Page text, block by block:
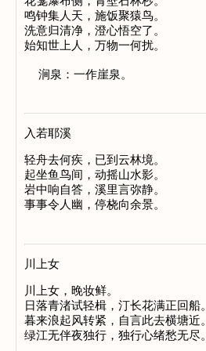
鸣钟集人天，施饭聚猿鸟。
洗意归清净，澄心悟空了。
始知世上人，万物一何扰。
入若耶溪
轻舟去何疾，已到云林境。
起坐鱼鸟间，动摇山水影。
岩中响自答，溪里言弥静。
川上女
川上女，晚妆鲜。
日落青渚试轻楫，汀长花满正回船。
暮来浪起风转紧，自言此去横塘近。